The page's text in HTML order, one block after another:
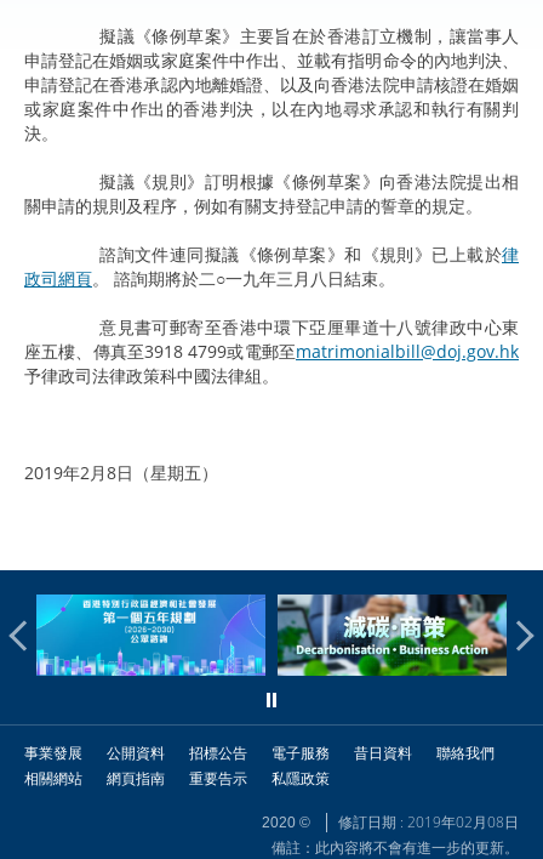
擬議《條例草案》主要旨在於香港訂立機制，讓當事人
申請登記在婚姻或家庭案件中作出、並載有指明命令的內地判決、
申請登記在香港承認內地離婚證、以及向香港法院申請核證在婚姻
或家庭案件中作出的香港判決，以在內地尋求承認和執行有關判
決。
擬議《規則》訂明根據《條例草案》向香港法院提出相
關申請的規則及程序，例如有關支持登記申請的誓章的規定。
諮詢文件連同擬議《條例草案》和《規則》已上載於律
政司網頁。 諮詢期將於二○一九年三月八日結束。
意見書可郵寄至香港中環下亞厘畢道十八號律政中心東
座五樓、傳真至3918 4799或電郵至matrimonialbill@doj.gov.hk
予律政司法律政策科中國法律組。
2019年2月8日（星期五）
事業發展 公開資料 招標公告 電子服務 昔日資料
聯絡我們
相關網站
網頁指南 重要告示 私隱政策
2020 ©
修訂日期 : 2019年02月08日
備註：此內容將不會有進一步的更新。